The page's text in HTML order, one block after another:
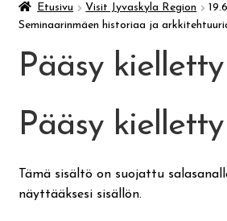
Taidemuseo & Ratamo
Suomen käsityön museo
Ateria- ja välipalamaksut
Etusivu Visit Jyvaskyla Region
Seminaarinmäen historiaa ja
Pääsy kielletty
Pääsy kielletty
Tämä sisältö on suojattu
näyttääksesi sisällön.